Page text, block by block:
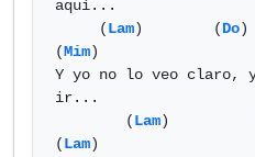
aquí...
     (
Lam)        (Do)
(Mim)
Y yo no lo veo claro, y
ir...
        (
Lam)
(Lam)